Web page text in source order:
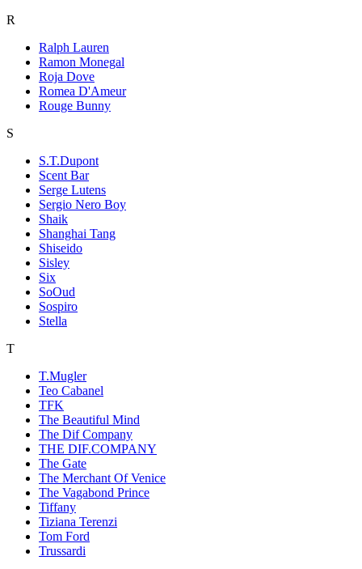
R
Ralph Lauren
Ramon Monegal
Roja Dove
Romea D'Ameur
Rouge Bunny
S
S.T.Dupont
Scent Bar
Serge Lutens
Sergio Nero Boy
Shaik
Shanghai Tang
Shiseido
Sisley
Six
SoOud
Sospiro
Stella
T
T.Mugler
Teo Cabanel
TFK
The Beautiful Mind
The Dif Company
THE DIF.COMPANY
The Gate
The Merchant Of Venice
The Vagabond Prince
Tiffany
Tiziana Terenzi
Tom Ford
Trussardi